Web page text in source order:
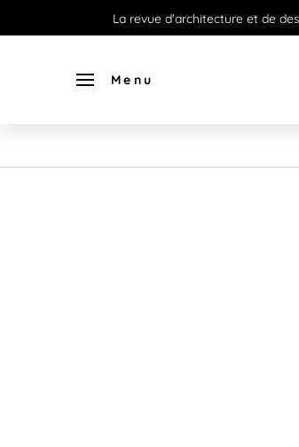
La revue d'architecture et de
Menu